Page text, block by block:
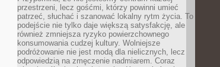
przestrzeni, lecz gośćmi, którzy powinni umieć
patrzeć, słuchać i szanować lokalny rytm życia. To
podejście nie tylko daje większą satysfakcję, ale
również zmniejsza ryzyko powierzchownego
konsumowania cudzej kultury. Wolniejsze
podróżowanie nie jest modą dla nielicznych, lecz
odpowiedzią na zmęczenie nadmiarem. Coraz